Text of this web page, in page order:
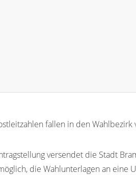
fallen in den Wahlbezirk
versendet die Stadt
die Wahlunterlagen an eine